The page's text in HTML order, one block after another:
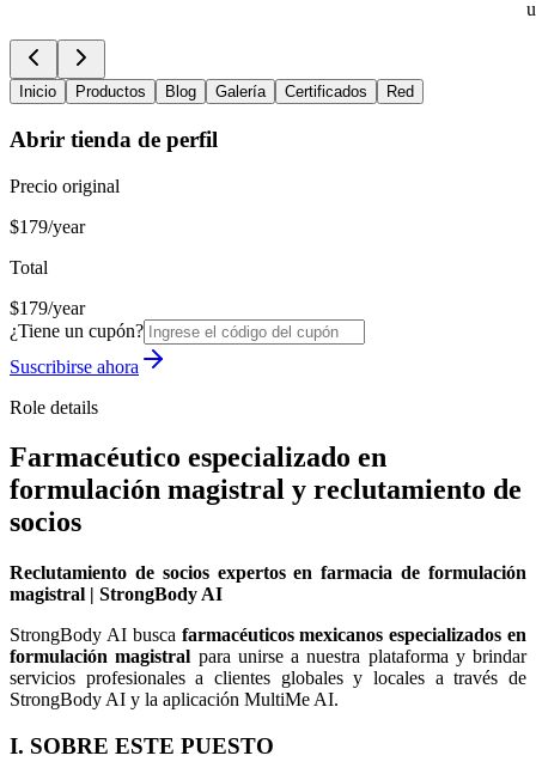
Inicio Productos Blog Galería Certificados Red
Abrir tienda de perfil
Precio original
$179/year
Total
$179/year
¿Tiene un cupón?
Suscribirse ahora
Role details
Farmacéutico especializado en
formulación magistral y reclutamiento de
socios
Reclutamiento de socios expertos en farmacia de formulación
magistral | StrongBody AI
StrongBody AI busca farmacéuticos mexicanos especializados en
formulación magistral para unirse a nuestra plataforma y brindar
servicios profesionales a clientes globales y locales a través de
StrongBody AI y la aplicación MultiMe AI.
I. SOBRE ESTE PUESTO